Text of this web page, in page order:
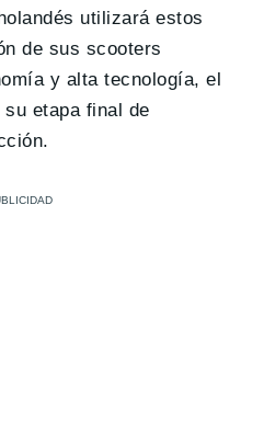
utilizará estos
de sus scooters
y alta tecnología, el
etapa final de